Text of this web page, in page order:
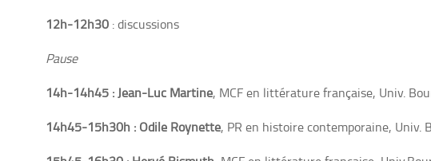
12h-12h30 : discussions
Pause
14h-14h45 : Jean-Luc Martine, MCF en littérature française, Univ.
14h45-15h30h : Odile Roynette, PR en histoire contemporaine, Univ.